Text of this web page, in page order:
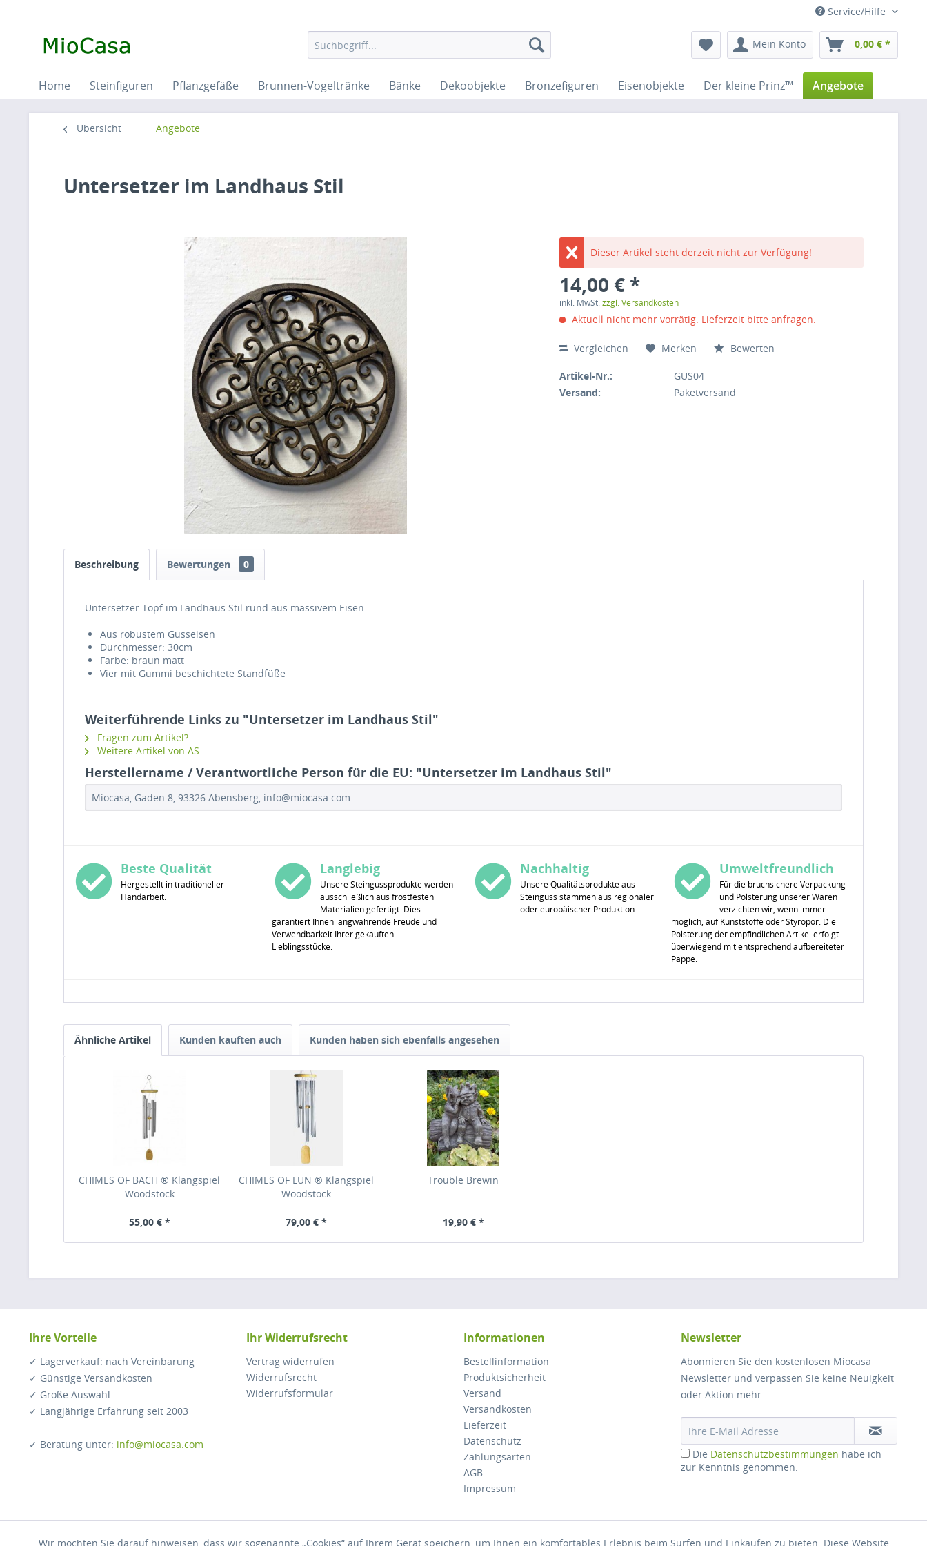
Service/Hilfe
Mein Konto 0,00 € *
Home Steinfiguren Pflanzgefäße Brunnen-Vogeltränke Bänke Dekoobjekte Bronzefiguren Eisenobjekte Der kleine Prinz™ Angebote
Übersicht Angebote
Untersetzer im Landhaus Stil
Dieser Artikel steht derzeit nicht zur Verfügung!
14,00 € *
inkl. MwSt.zzgl. Versandkosten
Aktuell nicht mehr vorrätig. Lieferzeit bitte anfragen.
Vergleichen Merken Bewerten
Artikel-Nr.:
GUS04
Versand:
Paketversand
Beschreibung Bewertungen 0
Untersetzer Topf im Landhaus Stil rund aus massivem Eisen
Aus robustem Gusseisen
Durchmesser: 30cm
Farbe: braun matt
Vier mit Gummi beschichtete Standfüße
Weiterführende Links zu "Untersetzer im Landhaus Stil"
Fragen zum Artikel?
Weitere Artikel von AS
Herstellername / Verantwortliche Person für die EU: "Untersetzer im Landhaus Stil"
Miocasa, Gaden 8, 93326 Abensberg, info@miocasa.com
Beste Qualität
Hergestellt in traditioneller
Handarbeit.
Langlebig
Unsere Steingussprodukte werden
ausschließlich aus frostfesten
Materialien gefertigt. Dies
garantiert Ihnen langwährende Freude und
Verwendbarkeit Ihrer gekauften
Lieblingsstücke.
Nachhaltig
Unsere Qualitätsprodukte aus
Steinguss stammen aus regionaler
oder europäischer Produktion.
Umweltfreundlich
Für die bruchsichere Verpackung
und Polsterung unserer Waren
verzichten wir, wenn immer
möglich, auf Kunststoffe oder Styropor. Die
Polsterung der empfindlichen Artikel erfolgt
überwiegend mit entsprechend aufbereiteter
Pappe.
Ähnliche Artikel Kunden kauften auch Kunden haben sich ebenfalls angesehen
CHIMES OF BACH ® Klangspiel
Woodstock
55,00 € *
CHIMES OF LUN ® Klangspiel
Woodstock
79,00 € *
Trouble Brewin
19,90 € *
Ihre Vorteile
✓ Lagerverkauf: nach Vereinbarung
✓ Günstige Versandkosten
✓ Große Auswahl
✓ Langjährige Erfahrung seit 2003
✓ Beratung unter: info@miocasa.com
Ihr Widerrufsrecht
Vertrag widerrufen
Widerrufsrecht
Widerrufsformular
Informationen
Bestellinformation
Produktsicherheit
Versand
Versandkosten
Lieferzeit
Datenschutz
Zahlungsarten
AGB
Impressum
Newsletter
Abonnieren Sie den kostenlosen Miocasa
Newsletter und verpassen Sie keine Neuigkeit
oder Aktion mehr.
Die Datenschutzbestimmungen habe ich
zur Kenntnis genommen.
Wir möchten Sie darauf hinweisen, dass wir sogenannte „Cookies“ auf Ihrem Gerät speichern, um Ihnen ein komfortables Erlebnis beim Surfen und Einkaufen zu bieten. Diese Website